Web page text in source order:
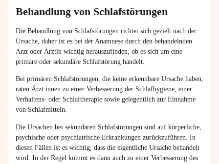
Behandlung von Schlafstörungen
Die Behandlung von Schlafstörungen richtet sich gezielt nach der
Ursache, daher ist es bei der Anamnese durch den behandelnden
Arzt oder Ärztin wichtig herauszufinden, ob es sich um eine
primäre oder sekundäre Schlafstörung handelt.
Bei primären Schlafstörungen, die keine erkennbare Ursache haben,
raten Ärzt:innen zu einer Verbesserung der Schlafhygiene, einer
Verhaltens- oder Schlaftherapie sowie gelegentlich zur Einnahme
von Schlafmitteln.
Die Ursachen bei sekundären Schlafstörungen sind auf körperliche,
psychische oder psychiatrische Erkrankungen zurückzuführen. In
diesen Fällen ist es wichtig, dass die eigentliche Ursache behandelt
wird. In der Regel kommt es dann auch zu einer Verbesserung des